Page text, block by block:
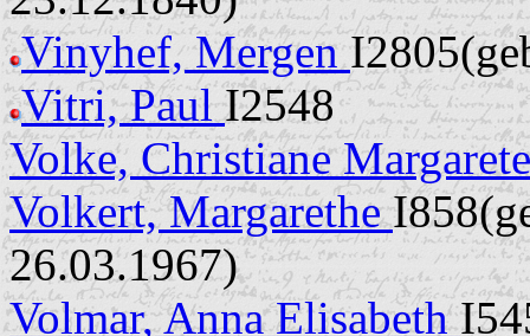
Vinyhef, Mergen
Vitri, PaulI2548
Volke, Christiane
Volkert, Margarethe
26.03.1967)
Volmar, Anna Elisabeth